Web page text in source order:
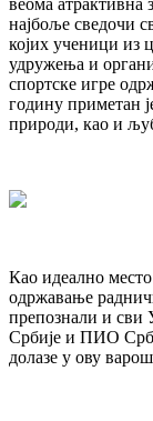
најбоље сведочи
којих ученици из
удружења и
спортске игре
годину приметан
природи, као и
Као идеално
одржавање
препознали и сви
Србије и ПИО
долазе у ову